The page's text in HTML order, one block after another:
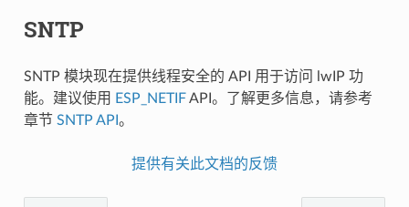
SNTP
SNTP 模块现在提供线程安全的 API 用于访问 lwIP 功
能。建议使用
ESP_NETIFAPI。了解更多信息，请参考
章节 SNTP API 。
提供有关此文档的反馈